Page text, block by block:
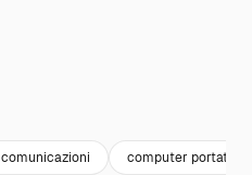
comunicazioni computer portatile